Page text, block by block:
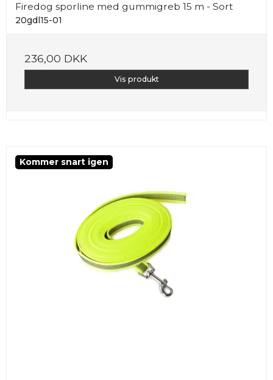
Firedog sporline med gummigreb 15 m - Sort
20gdl15-01
236,00 DKK
Vis produkt
Kommer snart igen